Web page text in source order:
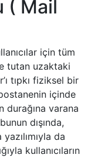
( Mail
için tüm
tutan uzaktaki
tıpkı fiziksel bir
içinde
durağına varana
dışında,
da
kullanıcıların